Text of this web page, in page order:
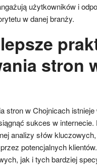
użytkowników i
w danej branży.
stron
stron w Chojnicach
sukces w
analizy słów
potencjalnych
jak i tych bardziej